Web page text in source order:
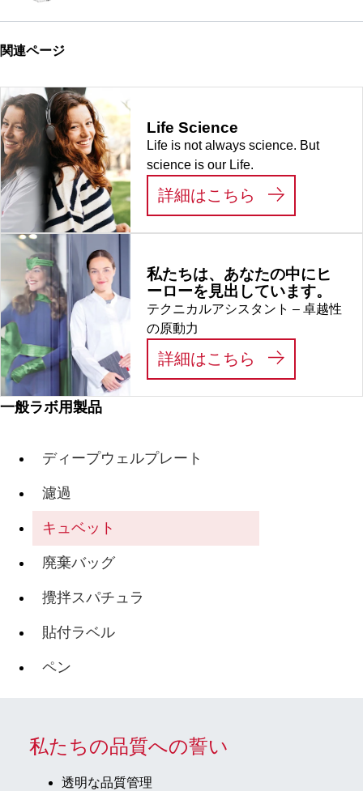
一般ラボ用製品
ディープウェルプレート
濾過
キュベット
廃棄バッグ
攪拌スパチュラ
貼付ラベル
ペン
関連ページ
Life Science
Life is not always science. But
science is our Life.
詳細はこちら LIFE
私たちは、あなたの中にヒ
ーローを見出しています。
テクニカルアシスタント – 卓越性
の原動力
詳細はこちら 私たちは、
私たちの品質への誓い
透明な品質管理